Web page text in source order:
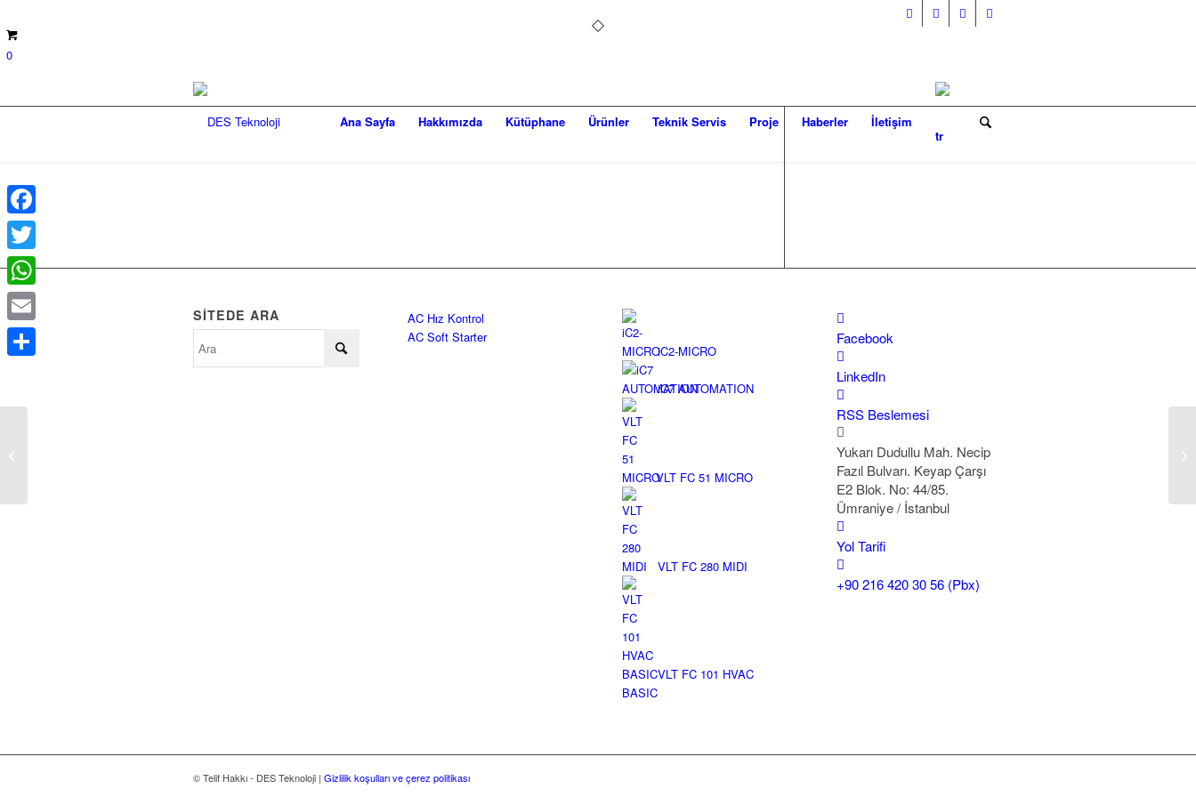
0
Ana Sayfa Hakkımızda Kütüphane Ürünler Teknik Servis Proje Haberler İletişim
SITEDE ARA
AC Hız Kontrol
AC Soft Starter
iC2-MICRO
iC7 AUTOMATION
VLT FC 51 MICRO
VLT FC 280 MIDI
VLT FC 101 HVAC
BASIC
Facebook
LinkedIn
RSS Beslemesi
Yukarı Dudullu Mah. Necip
Fazıl Bulvarı. Keyap Çarşı
E2 Blok. No: 44/85.
Ümraniye / İstanbul
Yol Tarifi
+90 216 420 30 56 (Pbx)
© Telif Hakkı - DES Teknoloji | Gizlilik koşulları ve çerez politikası
Facebook
Twitter
WhatsApp
Email